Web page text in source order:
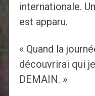
internationale.
est apparu.
« Quand la
découvrirai qui
DEMAIN. »